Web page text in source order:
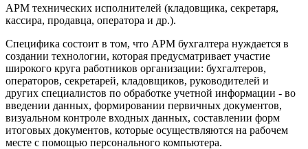
АРМ технических исполнителей (кладовщика, секретаря,
кассира, продавца, оператора и др.).
Специфика состоит в том, что АРМ бухгалтера нуждается в
создании технологии, которая предусматривает участие
широкого круга работников организации: бухгалтеров,
операторов, секретарей, кладовщиков, руководителей и
других специалистов по обработке учетной информации - во
введении данных, формировании первичных документов,
визуальном контроле входных данных, составлении форм
итоговых документов, которые осуществляются на рабочем
месте с помощью персонального компьютера.